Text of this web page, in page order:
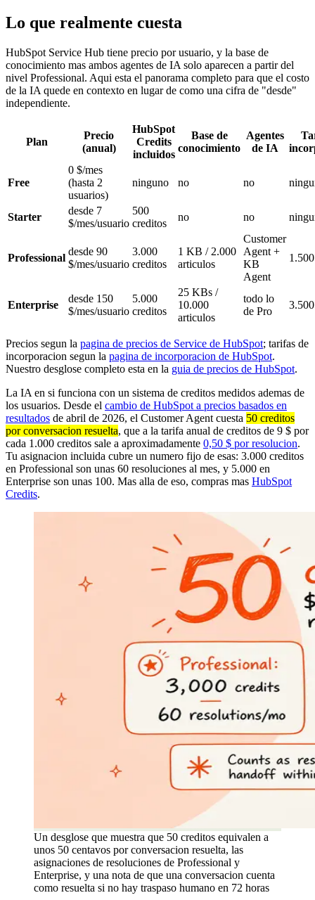
Lo que realmente cuesta
HubSpot Service Hub tiene precio por usuario, y la base de
conocimiento mas ambos agentes de IA solo aparecen a partir del
nivel Professional. Aqui esta el panorama completo para que el costo
de la IA quede en contexto en lugar de como una cifra de "desde"
independiente.
Plan
Precio
(anual)
HubSpot
Credits
incluidos
Base de
conocimiento
Agentes
de IA
Free
0 $/mes
(hasta 2
usuarios)
ninguno no no
Starter
desde 7
$/mes/usuario
500
creditos
no no
Professional
desde 90
$/mes/usuario
3.000
creditos
1 KB / 2.000
articulos
Customer
Agent +
KB
Agent
Enterprise
desde 150
$/mes/usuario
5.000
creditos
25 KBs /
10.000
articulos
todo lo
de Pro
Precios segun la pagina de precios de Service de HubSpot; tarifas de
incorporacion segun la pagina de incorporacion de HubSpot.
Nuestro desglose completo esta en la guia de precios de HubSpot.
La IA en si funciona con un sistema de creditos medidos ademas de
los usuarios. Desde el cambio de HubSpot a precios basados en
resultados de abril de 2026, el Customer Agent cuesta 50 creditos
por conversacion resuelta, que a la tarifa anual de creditos de 9 $ por
cada 1.000 creditos sale a aproximadamente 0,50 $ por resolucion.
Tu asignacion incluida cubre un numero fijo de esas: 3.000 creditos
en Professional son unas 60 resoluciones al mes, y 5.000 en
Enterprise son unas 100. Mas alla de eso, compras mas HubSpot
Credits.
Un desglose que muestra que 50 creditos equivalen a
unos 50 centavos por conversacion resuelta, las
asignaciones de resoluciones de Professional y
Enterprise, y una nota de que una conversacion cuenta
como resuelta si no hay traspaso humano en 72 horas